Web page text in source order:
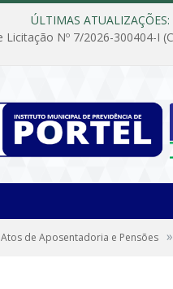
ÚLTIMAS ATUALIZAÇÕES:
Atos de Aposentadoria e Pensões »